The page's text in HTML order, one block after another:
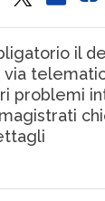
il
problemi